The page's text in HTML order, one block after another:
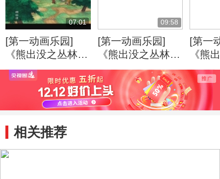
07:01
[第一动画乐园]
《熊出没之丛林总
动员》 打嗝的烦
恼
09:58
[第一动画乐园]
《熊出没之丛林总
动员》 丛林旱冰
记
[第一
《熊
动员
机”
相关推荐